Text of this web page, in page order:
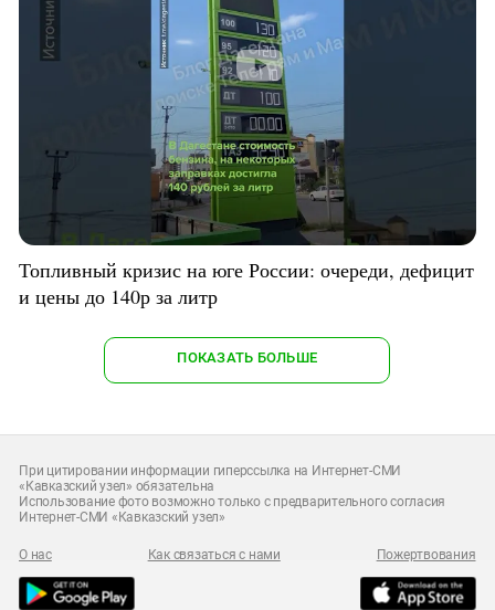
Топливный кризис на юге России: очереди, дефицит
и цены до 140р за литр
ПОКАЗАТЬ БОЛЬШЕ
При цитировании информации гиперссылка на Интернет-СМИ
«Кавказский узел» обязательна
Использование фото возможно только с предварительного согласия
Интернет-СМИ «Кавказский узел»
О нас Как связаться с нами Пожертвования